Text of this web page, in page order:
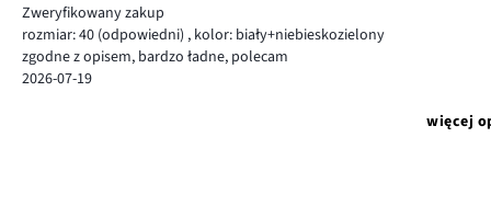
Zweryfikowany zakup
rozmiar: 40 (odpowiedni) , kolor: biały+niebieskozielony
zgodne z opisem, bardzo ładne, polecam
2026-07-19
więcej